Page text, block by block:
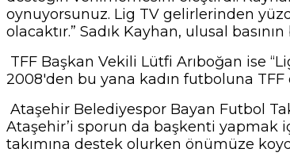
oynuyorsunuz. Lig TV gelirlerinden
olacaktır.” Sadık Kayhan, ulusal
TFF Başkan Vekili Lütfi Arıboğan ise
2008'den bu yana kadın futboluna
Ataşehir Belediyespor Bayan Futbol
Ataşehir’i sporun da başkenti yapmak
takımına destek olurken önümüze